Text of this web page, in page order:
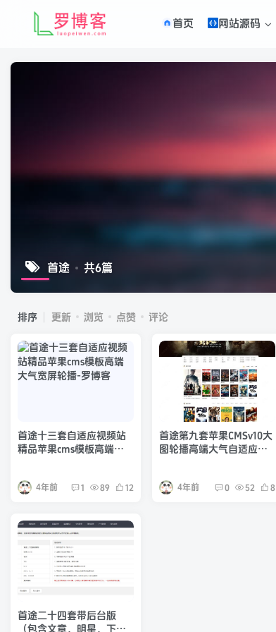
首页 网站源码
首途 共6篇
排序 更新 浏览 点赞 评论
首途十三套自适应视频站
精品苹果cms模板高端大
4年前 1 89 12
首途第九套苹果CMSv10大
图轮播高端大气自适应视
4年前 0 52 8
首途二十四套带后台版
（包含文章，明星，下